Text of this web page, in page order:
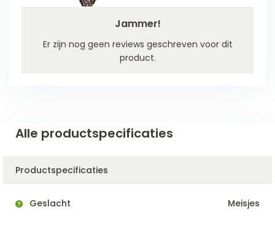
Jammer!
Er zijn nog geen reviews geschreven voor dit
product.
Alle productspecificaties
Productspecificaties
Geslacht Meisjes